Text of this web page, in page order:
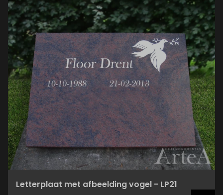
Letterplaat met afbeelding vogel - LP21